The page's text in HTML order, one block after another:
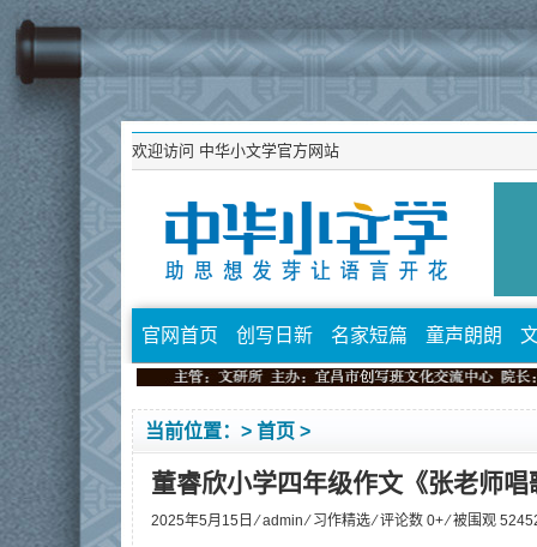
欢迎访问 中华小文学官方网站
官网首页 创写日新 名家短篇 童声朗朗
当前位置：> 首页 >
董睿欣小学四年级作文《张老师唱
2025年5月15日 ⁄admin⁄习作精选⁄ 评论数 0+ ⁄ 被围观